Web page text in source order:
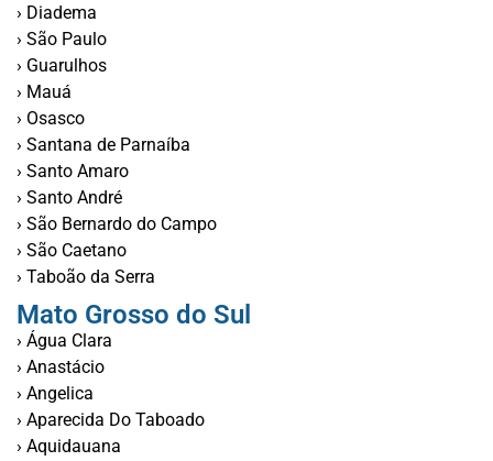
› Diadema
› São Paulo
› Guarulhos
› Mauá
› Osasco
› Santana de Parnaíba
› Santo Amaro
› Santo André
› São Bernardo do Campo
› São Caetano
› Taboão da Serra
Mato Grosso do Sul
› Água Clara
› Anastácio
› Angelica
› Aparecida Do Taboado
› Aquidauana